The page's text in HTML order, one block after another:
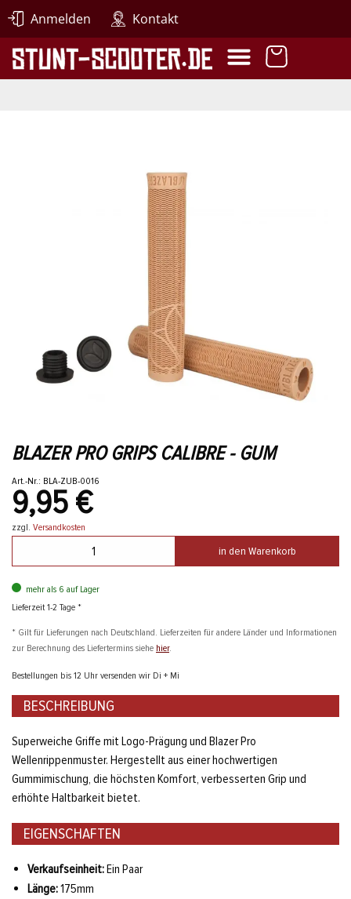
Anmelden Kontakt
BLAZER PRO GRIPS CALIBRE - GUM
Art.-Nr.: BLA-ZUB-0016
9,95 €
zzgl. Versandkosten
in den Warenkorb
mehr als 6 auf Lager
Lieferzeit 1-2 Tage *
* Gilt für Lieferungen nach Deutschland. Lieferzeiten für andere Länder und Informationen
zur Berechnung des Liefertermins siehe hier.
Bestellungen bis 12 Uhr versenden wir Di + Mi
BESCHREIBUNG
Superweiche Griffe mit Logo-Prägung und Blazer Pro
Wellenrippenmuster. Hergestellt aus einer hochwertigen
Gummimischung, die höchsten Komfort, verbesserten Grip und
erhöhte Haltbarkeit bietet.
EIGENSCHAFTEN
Verkaufseinheit:Ein Paar
Länge:175mm